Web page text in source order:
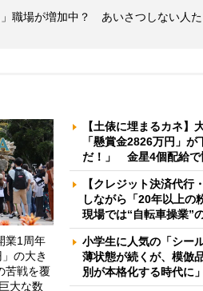
」職場が増加中？ あいさつしない人
業1周年
の大き
苦戦を覆
大な数
【土俵に埋まるカネ】
「懸賞金2826万円」
だ！」 金星4個配給で
【クレジット決済代
しながら「20年以上
現場では“自転車操業”
小学生に人気の「シー
薄状態が続くが、模倣
別が本格化する時代に」